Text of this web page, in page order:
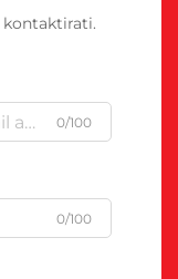
kontaktirati.
0/100
0/100